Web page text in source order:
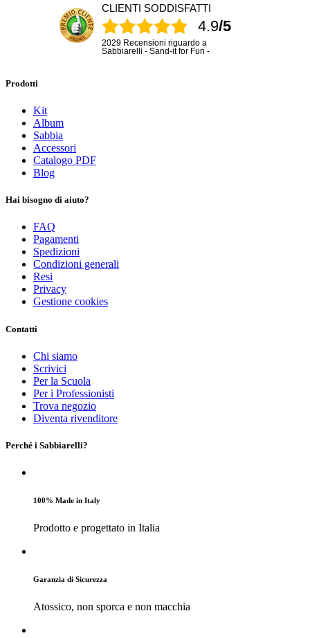
CLIENTI SODDISFATTI
4.9/5
2029 Recensioni riguardo a
Sabbiarelli - Sand-it for Fun -
Prodotti
Kit
Album
Sabbia
Accessori
Catalogo PDF
Blog
Hai bisogno di aiuto?
FAQ
Pagamenti
Spedizioni
Condizioni generali
Resi
Privacy
Gestione cookies
Contatti
Chi siamo
Scrivici
Per la Scuola
Per i Professionisti
Trova negozio
Diventa rivenditore
Perché i Sabbiarelli?
100% Made in Italy
Prodotto e progettato in Italia
Garanzia di Sicurezza
Atossico, non sporca e non macchia